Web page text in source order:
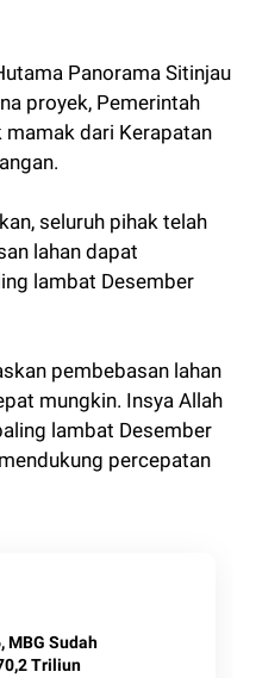
Panorama Sitinjau
proyek, Pemerintah
mamak dari Kerapatan
seluruh pihak telah
lahan dapat
lambat Desember
pembebasan lahan
mungkin. Insya Allah
lambat Desember
percepatan
MBG Sudah
Triliun